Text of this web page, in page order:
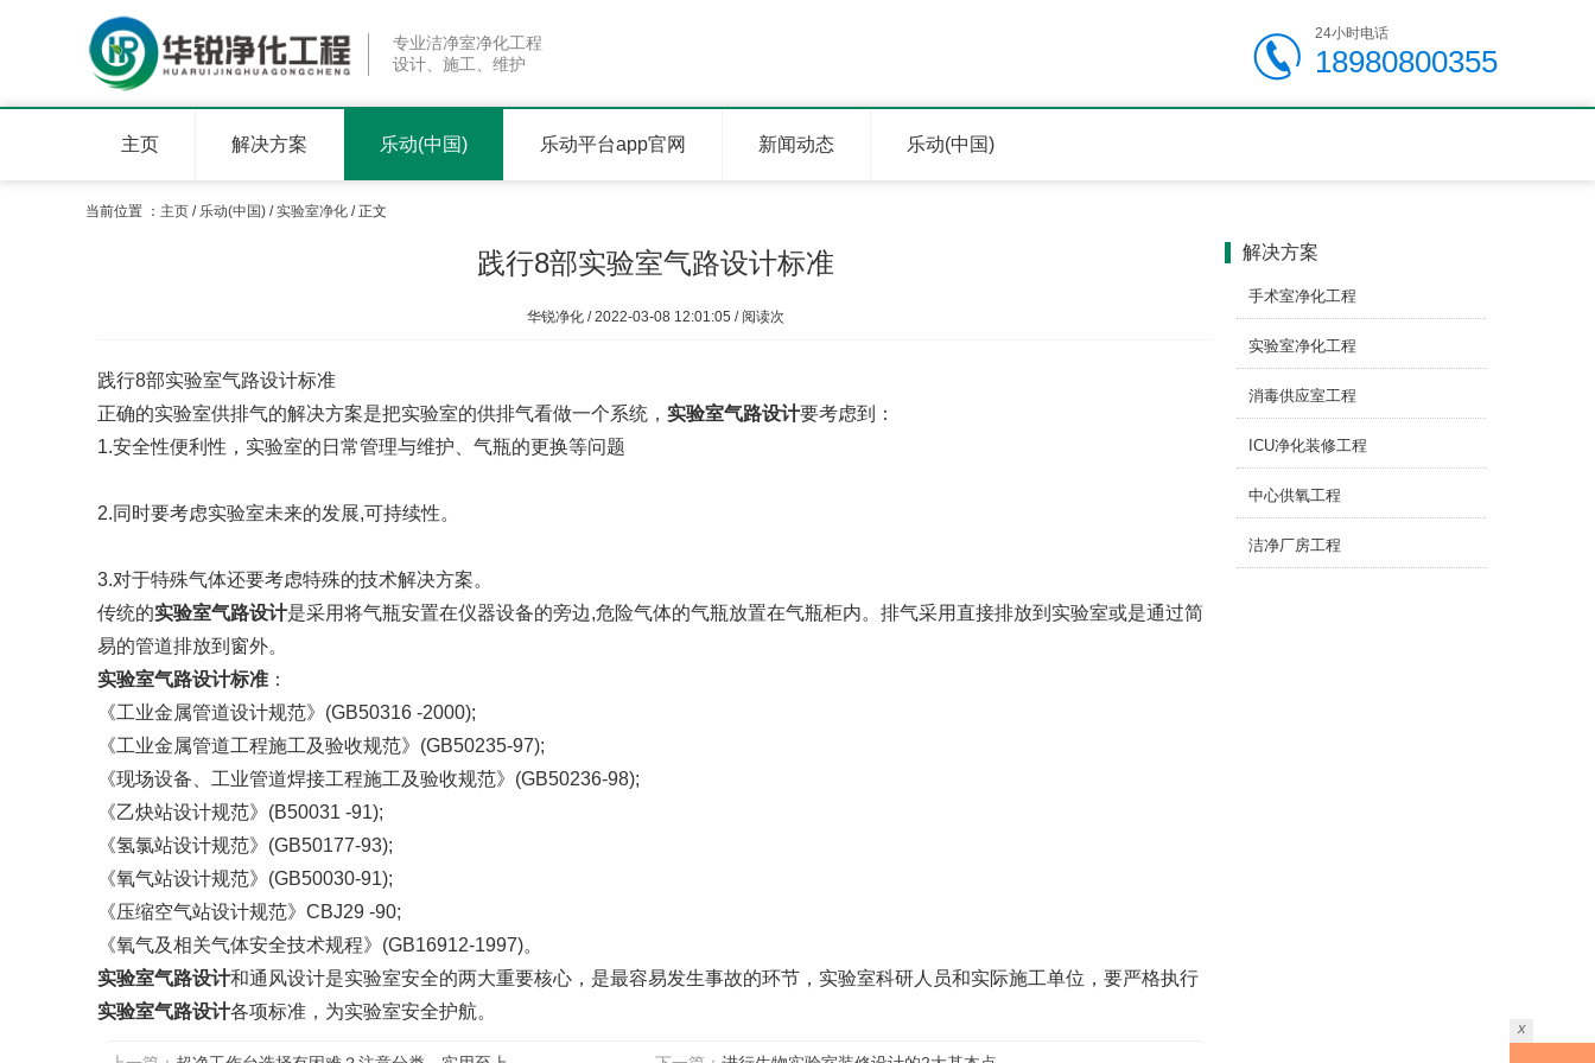
专业洁净室净化工程
设计、施工、维护
24小时电话
18980800355
主页 解决方案 乐动(中国) 乐动平台app官网 新闻动态 乐动(中国)
当前位置 ： 主页 / 乐动(中国) /实验室净化 / 正文
践行8部实验室气路设计标准
华锐净化 / 2022-03-08 12:01:05 / 阅读次
践行8部实验室气路设计标准
正确的实验室供排气的解决方案是把实验室的供排气看做一个系统， 实验室气路设计要考虑到：
1.安全性便利性，实验室的日常管理与维护、气瓶的更换等问题
2.同时要考虑实验室未来的发展,可持续性。
3.对于特殊气体还要考虑特殊的技术解决方案。
传统的实验室气路设计是采用将气瓶安置在仪器设备的旁边,危险气体的气瓶放置在气瓶柜内。排气采用直接排放到实验室或是通过简
易的管道排放到窗外。
实验室气路设计标准 ：
《工业金属管道设计规范》(GB50316 -2000);
《工业金属管道工程施工及验收规范》(GB50235-97);
《现场设备、工业管道焊接工程施工及验收规范》(GB50236-98);
《乙炔站设计规范》(B50031 -91);
《氢氯站设计规范》(GB50177-93);
《氧气站设计规范》(GB50030-91);
《压缩空气站设计规范》CBJ29 -90;
《氧气及相关气体安全技术规程》(GB16912-1997)。
实验室气路设计和通风设计是实验室安全的两大重要核心，是最容易发生事故的环节，实验室科研人员和实际施工单位，要严格执行
实验室气路设计各项标准，为实验室安全护航。
解决方案
手术室净化工程
实验室净化工程
消毒供应室工程
ICU净化装修工程
中心供氧工程
洁净厂房工程
x